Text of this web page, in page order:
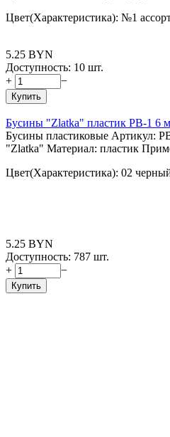
Цвет(Характеристика): №1
5.25 BYN
Доступность: 10 шт.
+
−
Купить
Бусины "Zlatka" пластик PB-1 6
Бусины пластиковые Артикул:
"Zlatka" Материал: пластик
Цвет(Характеристика): 02
5.25 BYN
Доступность: 787 шт.
+
−
Купить